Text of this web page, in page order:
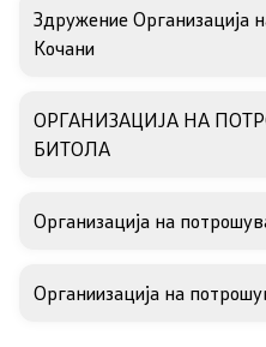
Стратегии по години
Спроведување на
Документи
Документи
Здружение Организација
Кочани
ОРГАНИЗАЦИЈА НА
БИТОЛА
Организација на
Органиизација на